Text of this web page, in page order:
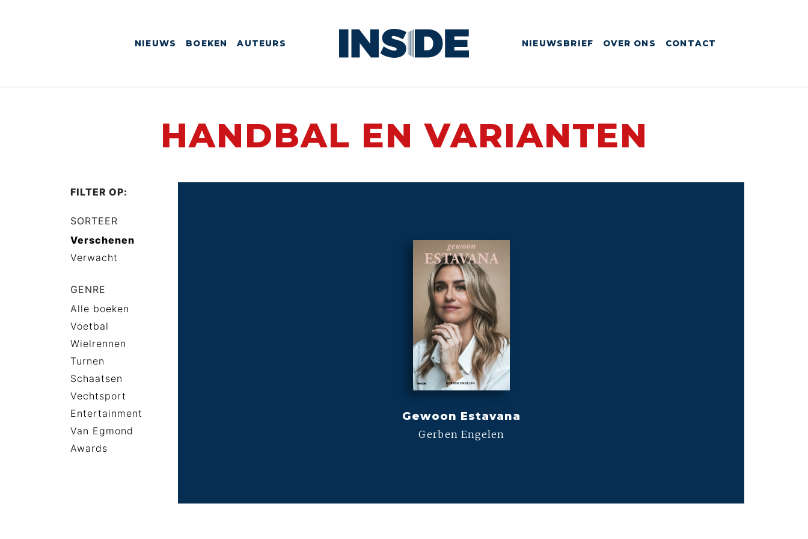
NIEUWS BOEKEN AUTEURS NIEUWSBRIEF OVER ONS CONTACT
HANDBAL EN VARIANTEN
FILTER OP:
SORTEER
Verschenen
Verwacht
GENRE
Alle boeken
Voetbal
Wielrennen
Turnen
Schaatsen
Vechtsport
Entertainment
Van Egmond
Awards
Gewoon Estavana
Gerben Engelen